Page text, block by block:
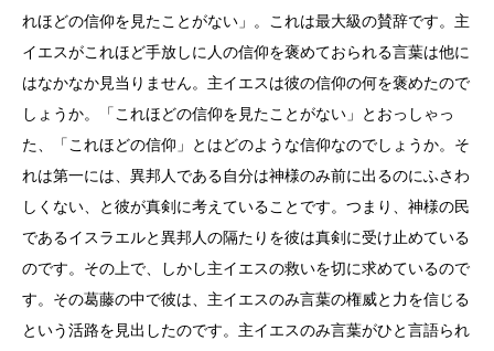
れほどの信仰を見たことがない」。これは最大級の賛辞です。主
イエスがこれほど手放しに人の信仰を褒めておられる言葉は他に
はなかなか見当りません。主イエスは彼の信仰の何を褒めたので
しょうか。「これほどの信仰を見たことがない」とおっしゃっ
た、「これほどの信仰」とはどのような信仰なのでしょうか。そ
れは第一には、異邦人である自分は神様のみ前に出るのにふさわ
しくない、と彼が真剣に考えていることです。つまり、神様の民
であるイスラエルと異邦人の隔たりを彼は真剣に受け止めている
のです。その上で、しかし主イエスの救いを切に求めているので
す。その葛藤の中で彼は、主イエスのみ言葉の権威と力を信じる
という活路を見出したのです。主イエスのみ言葉がひと言語られ